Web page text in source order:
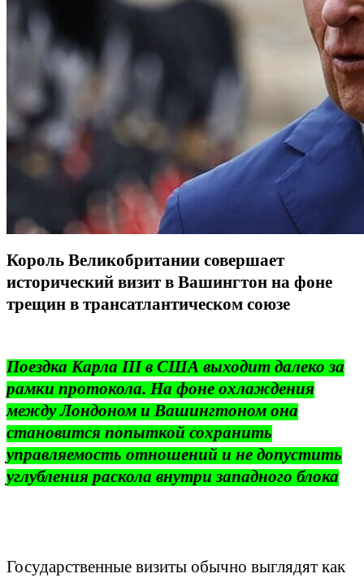
Король Великобритании совершает
исторический визит в Вашингтон на фоне
трещин в трансатлантическом союзе
Поездка Карла III в США выходит далеко за
рамки протокола. На фоне охлаждения
между Лондоном и Вашингтоном она
становится попыткой сохранить
управляемость отношений и не допустить
углубления раскола внутри западного блока
Государственные визиты обычно выглядят как